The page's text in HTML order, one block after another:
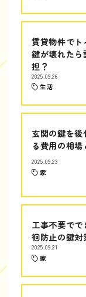
賃貸物件でト
鍵が壊れたら
担？
2025.09.26
生活
玄関の鍵を後
る費用の相場
2025.09.23
家
工事不要でで
徊防止の鍵対
2025.09.21
家